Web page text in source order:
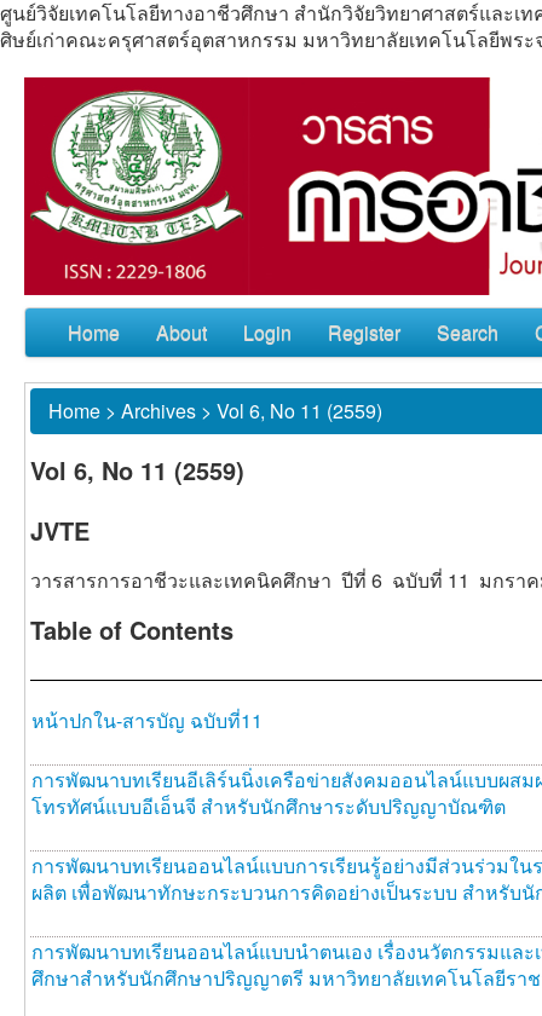
ศูนย์วิจัยเทคโนโลยีทางอาชีวศึกษา สำนักวิจัยวิทยาศาสตร์และ
ศิษย์เก่าคณะครุศาสตร์อุตสาหกรรม มหาวิทยาลัยเทคโนโลยีพระ
Home About Login Register Search
Home > Archives > Vol 6, No 11 (2559)
Vol 6, No 11 (2559)
JVTE
วารสารการอาชีวะและเทคนิคศึกษา ปีที่ 6 ฉบับที่ 11 มกรา
Table of Contents
หน้าปกใน-สารบัญ ฉบับที่11
การพัฒนาบทเรียนอีเลิร์นนิ่งเครือข่ายสังคมออนไลน์แบบผสม
โทรทัศน์แบบอีเอ็นจี สำหรับนักศึกษาระดับปริญญาบัณฑิต
การพัฒนาบทเรียนออนไลน์แบบการเรียนรู้อย่างมีส่วนร่วมใน
ผลิต เพื่อพัฒนาทักษะกระบวนการคิดอย่างเป็นระบบ สำหรับ
การพัฒนาบทเรียนออนไลน์แบบนำตนเอง เรื่องนวัตกรรมแล
ศึกษาสำหรับนักศึกษาปริญญาตรี มหาวิทยาลัยเทคโนโลยีรา